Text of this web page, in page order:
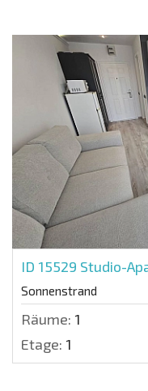
ID 15529 Studio-
Sonnenstrand
Räume: 1
Etage: 1